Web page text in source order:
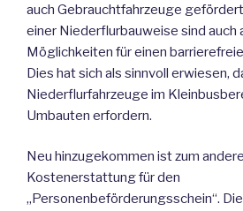
auch Gebrauchtfahrzeuge
einer Niederflurbauweise sind auch
Möglichkeiten für einen
Dies hat sich als sinnvoll erwiesen,
Niederflurfahrzeuge im
Umbauten erfordern.
Neu hinzugekommen ist zum
Kostenerstattung für den
„Personenbeförderungsschein“.